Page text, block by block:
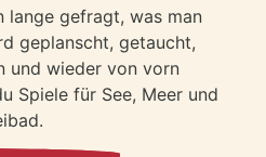
lange gefragt, was man
geplanscht, getaucht,
und wieder von vorn
Spiele für See, Meer und